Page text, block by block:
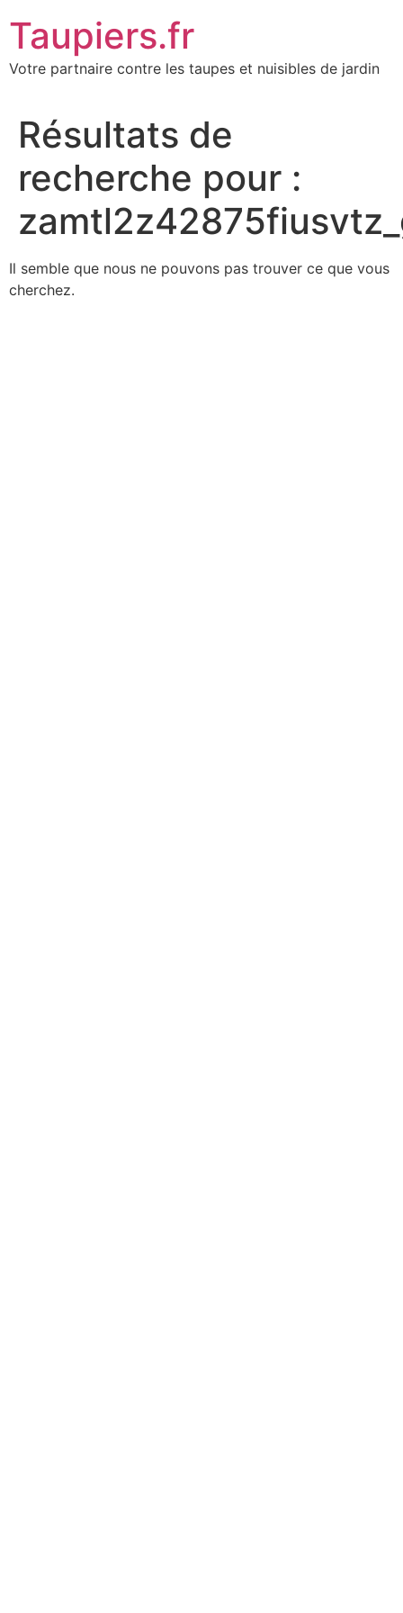
au
contenu
Taupiers.fr
Votre partnaire contre les taupes et nuisibles de jardin
Résultats de
recherche pour :
Il semble que nous ne pouvons pas trouver ce que vous
cherchez.